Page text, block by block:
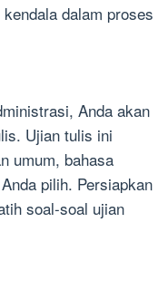
dalam proses
Anda akan
Ujian tulis ini
umum, bahasa
pilih. Persiapkan
soal-soal ujian